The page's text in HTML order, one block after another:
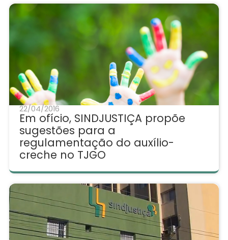
22/04/2016
Em ofício, SINDJUSTIÇA propõe
sugestões para a
regulamentação do auxílio-
creche no TJGO